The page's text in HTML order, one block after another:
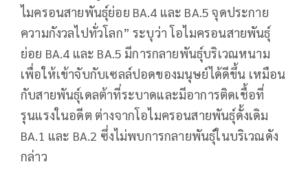
ไมครอนสายพันธุ์ย่อย BA.4 และ BA.5 จุดประกาย
ความกังวลไปทั่วโลก” ระบุว่า โอไมครอนสายพันธุ์
ย่อย BA.4 และ BA.5 มีการกลายพันธุ์บริเวณหนาม
เพื่อให้เข้าจับกับเซลล์ปอดของมนุษย์ได้ดีขึ้น เหมือน
กับสายพันธุ์เดลต้าที่ระบาดและมีอาการติดเชื้อที่
รุนแรงในอดีต ต่างจากโอไมครอนสายพันธุ์ดั้งเดิม
BA.1 และ BA.2 ซึ่งไม่พบการกลายพันธุ์ในบริเวณดัง
กล่าว